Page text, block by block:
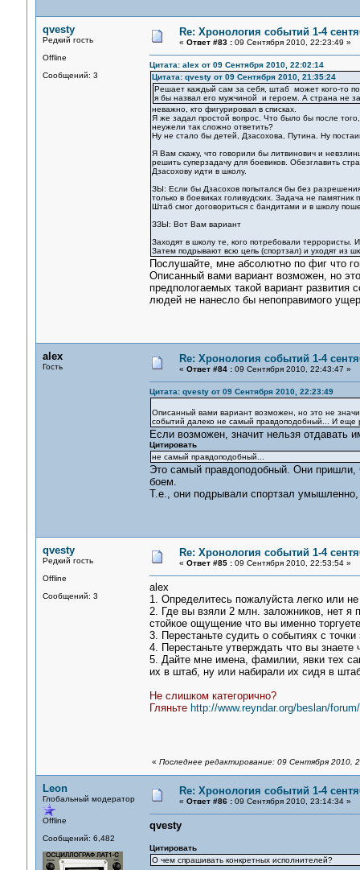
qvesty
Редкий гость
Offline
Сообщений: 3
Re: Хронология событий 1-4
« Ответ #83 :09 Сентября 2010, 22:23:49 »
Цитата: alex от 09 Сентября 2010, 22:02:14
Цитата: qvesty от 09 Сентября 2010, 21:35:24
Решает каждый сам за себя, штаб может кого-то
я бы назвал его мужчиной и героем. А страна не
неважно, кто фигурировал в списках.
Я же задал простой вопрос. Что было бы после
неужели так сложно ответить?
Ну не стало бы детей, Дзасохова, Путина. Ну
Я Вам скажу, что говорили бы литвинович и
решить суперзадачу для боевиков. Обезглавить
Дзасохову идти в школу.
ЗЫ: Если бы Дзасохов попытался бы без
только в боевиках голивудских. Задача не памятник
Штаб смог договориться с бандитами и в школу
ЗЗЫ: Вот Вам вариант
Заходят в школу те, кого потребовали террористы.
Затем подрывают всю цепь (спортзал) и уходят из
Послушайте, мне абсолютно по фиг что
Описанный вами вариант возможен, но
предпологаемых такой вариант
людей не нанесло бы непоправимого
alex
Гость
Re: Хронология событий 1-4
« Ответ #84 :09 Сентября 2010, 22:43:47 »
Цитата: qvesty от 09 Сентября 2010, 22:23:49
Описанный вами вариант возможен, но это не
событий далеко не самый правдоподобный... И еще
Если возможен, значит нельзя отдавать
Цитировать
не самый правдоподобный...
Это самый правдоподобный. Они пришли,
боем.
Т.е., они подрывали спортзал умышленно,
qvesty
Редкий гость
Offline
Сообщений: 3
Re: Хронология событий 1-4
« Ответ #85 :09 Сентября 2010, 22:53:54 »
alex
1. Определитесь пожалуйста легко или
2. Где вы взяли 2 млн. заложников, нет
стойкое ощущение что вы именно
3. Перестаньте судить о событиях с
4. Перестаньте утверждать что вы
5. Дайте мне имена, фамилии, явки тех
их в штаб, ну или набирали их сидя в
Не слишком категорично?
Гляньте http://www.reyndar.org/beslan/
« Последнее редактирование: 09 Сентября 2010,
Leon
Глобальный модератор
Offline
Сообщений: 6,482
Re: Хронология событий 1-4
« Ответ #86 :09 Сентября 2010, 23:14:34 »
qvesty
Цитировать
О чем спрашивать конкретных исполнителей?